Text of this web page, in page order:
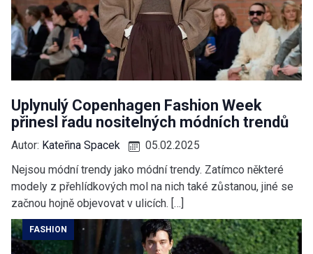
Uplynulý Copenhagen Fashion Week
přinesl řadu nositelných módních trendů
Autor: Kateřina Spacek
05.02.2025
Nejsou módní trendy jako módní trendy. Zatímco některé
modely z přehlídkových mol na nich také zůstanou, jiné se
začnou hojně objevovat v ulicích. […]
FASHION